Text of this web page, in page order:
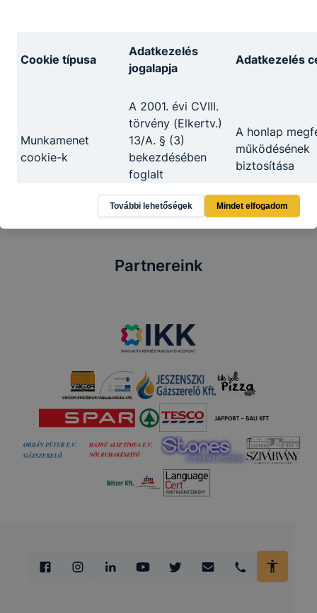
Letöltés
Műhelyiskola, Szakmai és képzési programja
2025. 09. 14.
Letöltés
Partnereink
Cookie típusa
Adatkezelés
jogalapja
Adatkezelés
Munkamenet
cookie-k
A 2001. évi CVIII.
törvény (Elkertv.)
13/A. § (3)
bekezdésében
foglalt
A honlap
működésének
biztosítása
Az Ön
A felhasználói
Google Analytics
Az Ön
hozzájárulása
oldalunk
használatával
Az adatkezelés, jogalapja, időtartama, adatkezelő
személye, érintett jogai
tevőleges magatartásával, az „elfogadom”
gombra kattintással adott meg a cookie
További lehetőségek Mindet elfogadom